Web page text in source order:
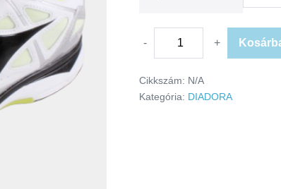
- +
Cikkszám: N/A
Kategória: DIADORA